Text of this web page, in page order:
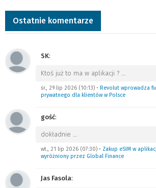
Ostatnie komentarze
SK:
Ktoś już to ma w aplikacji ? …
śr., 29 lip 2026 (10:13) • Revolut wprowadza
prywatnego dla klientów w Polsce
gość:
dokładnie …
wt., 21 lip 2026 (07:30) • Zakup eSIM w
wyróżniony przez Global Finance
Jas Fasola: